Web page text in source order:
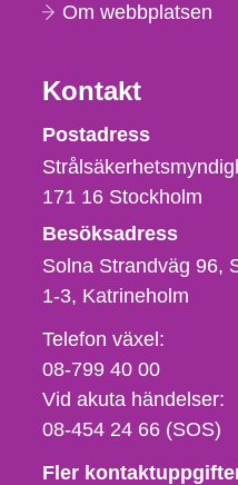
Om webbplatsen
Kontakt
Postadress
171 16 Stockholm
Besöksadress
Solna Strandväg 96,
1-3 Katrineholm
Telefon,
fax
och
e-
Telefon växel:
08-799 40 00
Vid akuta händelser:
08-454 24 66 (SOS)
Fler